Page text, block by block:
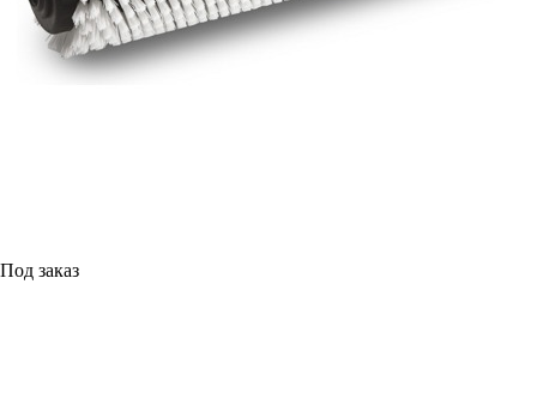
Под заказ